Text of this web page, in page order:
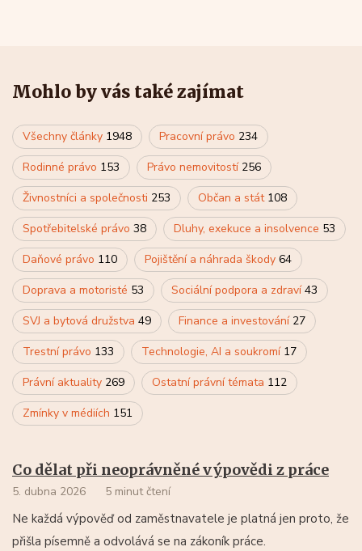
Mohlo by vás také zajímat
Všechny články 1948 Pracovní právo 234
Rodinné právo 153 Právo nemovitostí 256
Živnostníci a společnosti 253 Občan a stát 108
Spotřebitelské právo 38 Dluhy, exekuce a insolvence 53
Daňové právo 110 Pojištění a náhrada škody 64
Doprava a motoristé 53 Sociální podpora a zdraví43
SVJ a bytová družstva 49 Finance a investování 27
Trestní právo 133 Technologie, AI a soukromí 17
Právní aktuality 269 Ostatní právní témata 112
Zmínky v médiích 151
Co dělat při neoprávněné výpovědi z práce
5. dubna 2026 5 minut čtení
Ne každá výpověď od zaměstnavatele je platná jen proto, že
přišla písemně a odvolává se na zákoník práce.